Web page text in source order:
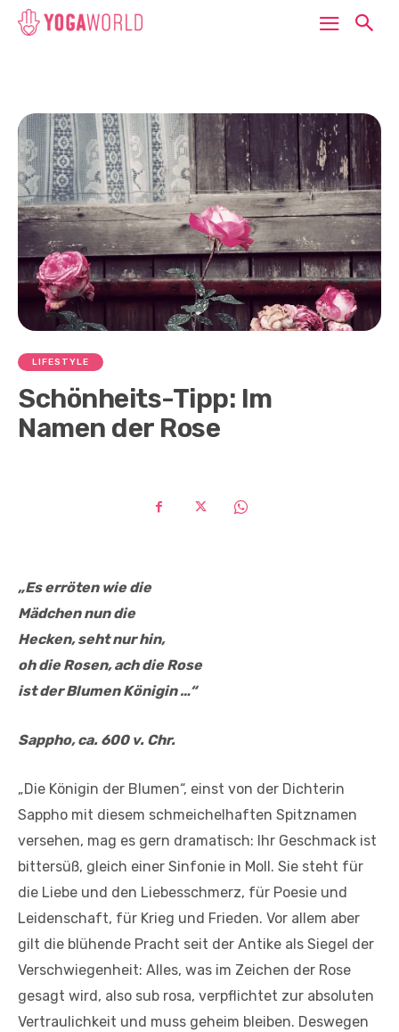
LIFESTYLE
Schönheits-Tipp: Im
Namen der Rose
„Es erröten wie die
Mädchen nun die
Hecken, seht nur hin,
oh die Rosen, ach die Rose
ist der Blumen Königin …“
Sappho, ca. 600 v. Chr.
„Die Königin der Blumen“, einst von der Dichterin
Sappho mit diesem schmeichelhaften Spitznamen
versehen, mag es gern dramatisch: Ihr Geschmack ist
bittersüß, gleich einer Sinfonie in Moll. Sie steht für
die Liebe und den Liebesschmerz, für Poesie und
Leidenschaft, für Krieg und Frieden. Vor allem aber
gilt die blühende Pracht seit der Antike als Siegel der
Verschwiegenheit: Alles, was im Zeichen der Rose
gesagt wird, also sub rosa, verpflichtet zur absoluten
Vertraulichkeit und muss geheim bleiben. Deswegen